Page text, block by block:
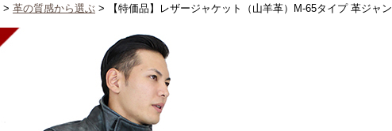
> 革の質感から選ぶ > 【特価品】レザージャケット（山羊革）M-65タイプ 革ジャン